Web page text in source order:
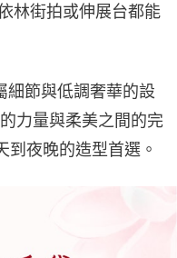
林街拍或伸展台都能
細節與低調奢華的設
力量與柔美之間的完
到夜晚的造型首選。